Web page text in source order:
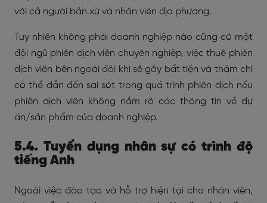
với cả người bản xứ và nhân viên địa phương.
Tuy nhiên không phải doanh nghiệp nào cũng có một
đội ngũ phiên dịch viên chuyên nghiệp, việc thuê phiên
dịch viên bên ngoài đôi khi sẽ gây bất tiện và thậm chí
có thể dẫn đến sai sót trong quá trình phiên dịch nếu
phiên dịch viên không nắm rõ các thông tin về dự
án/sản phẩm của doanh nghiệp.
5.4. Tuyển dụng nhân sự có trình độ
tiếng Anh
Ngoài việc đào tạo và hỗ trợ hiện tại cho nhân viên,